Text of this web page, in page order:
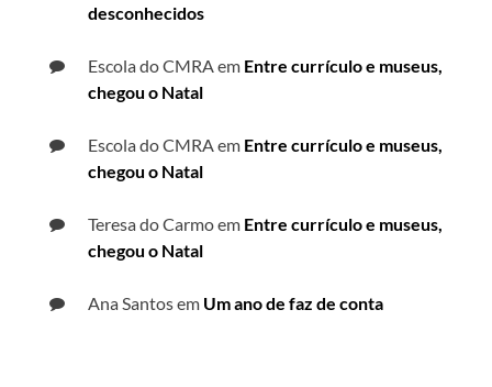
desconhecidos
Escola do CMRA em Entre currículo e museus,
chegou o Natal
Escola do CMRA em Entre currículo e museus,
chegou o Natal
Teresa do Carmoem Entre currículo e museus,
chegou o Natal
Ana Santosem Um ano de faz de conta